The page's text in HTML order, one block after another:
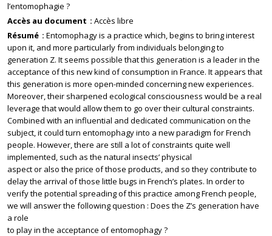
l’entomophagie ?
Accès au document
Accès libre
Résumé
Entomophagy is a practice which, begins to bring interest
upon it, and more particularly from individuals belonging to
generation Z. It seems possible that this generation is a leader in the
acceptance of this new kind of consumption in France. It appears that
this generation is more open-minded concerning new experiences.
Moreover, their sharpened ecological consciousness would be a real
leverage that would allow them to go over their cultural constraints.
Combined with an influential and dedicated communication on the
subject, it could turn entomophagy into a new paradigm for French
people. However, there are still a lot of constraints quite well
implemented, such as the natural insects’ physical
aspect or also the price of those products, and so they contribute to
delay the arrival of those little bugs in French’s plates. In order to
verify the potential spreading of this practice among French people,
we will answer the following question : Does the Z’s generation have
a role
to play in the acceptance of entomophagy ?